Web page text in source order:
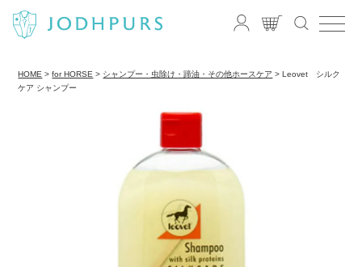
HOME for HORSE シャンプー・虫除け・蹄油・その他ホースケア
Leovet シルク
ケア シャンプー